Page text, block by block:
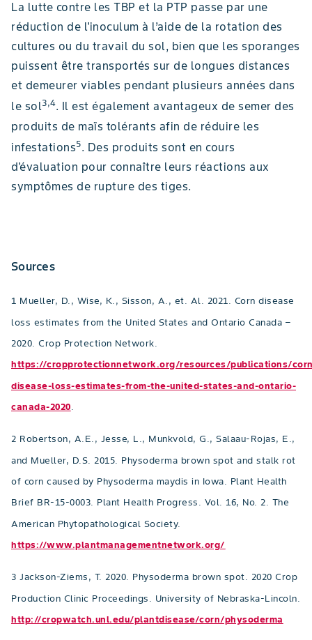
La lutte contre les TBP et la PTP passe par une
réduction de l'inoculum à l’aide de la rotation des
cultures ou du travail du sol, bien que les sporanges
puissent être transportés sur de longues distances
et demeurer viables pendant plusieurs années dans
le sol3,4. Il est également avantageux de semer des
produits de maïs tolérants afin de réduire les
infestations5. Des produits sont en cours
d'évaluation pour connaître leurs réactions aux
symptômes de rupture des tiges.
Sources
1 Mueller, D., Wise, K., Sisson, A., et. Al. 2021. Corn disease
loss estimates from the United States and Ontario Canada –
2020. Crop Protection Network.
https://cropprotectionnetwork.org/resources/publications/
disease-loss-estimates-from-the-united-states-and-ontario-
canada-2020.
2 Robertson, A.E., Jesse, L., Munkvold, G., Salaau-Rojas, E.,
and Mueller, D.S. 2015. Physoderma brown spot and stalk rot
of corn caused by Physoderma maydis in Iowa. Plant Health
Brief BR-15-0003. Plant Health Progress. Vol. 16, No. 2. The
American Phytopathological Society.
https://www.plantmanagementnetwork.org/
3 Jackson-Ziems, T. 2020. Physoderma brown spot. 2020 Crop
Production Clinic Proceedings. University of Nebraska-Lincoln.
http://cropwatch.unl.edu/plantdisease/corn/physoderma